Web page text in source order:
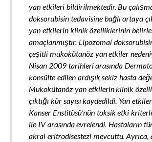
yan etkileri bildirilmektedir. Bu
doksorubisin tedavisine bağlı ortaya
yan etkilerin klinik özelliklerinin
amaçlanmıştır. Lipozomal
çeşitli mukokütanöz yan etkiler
Nisan 2009 tarihleri arasında
konsülte edilen ardışık sekiz hasta
Mukokütanöz yan etkilerin klinik
çıktığı kür sayısı kaydedildi. Yan
Kanser Enstitüsü’nün toksik etki
ile IV arasında evrelendi. Hastaların
akral eritrodisestezi mevcuttu. Ayrıca,